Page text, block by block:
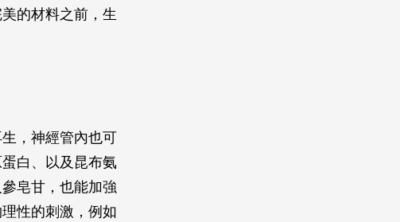
的材料之前，生
，神經管內也可
白、以及昆布氨
皂甘，也能加強
性的刺激，例如